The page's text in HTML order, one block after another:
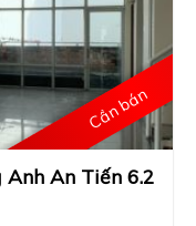
Cần bán
Anh An Tiến 6.2